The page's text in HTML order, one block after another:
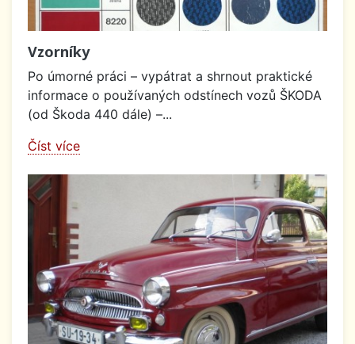
Vzorníky
Po úmorné práci – vypátrat a shrnout praktické
informace o používaných odstínech vozů ŠKODA
(od Škoda 440 dále) –...
Číst více